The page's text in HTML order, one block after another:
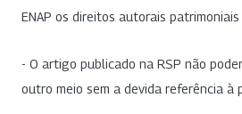
ENAP os direitos autorais
- O artigo publicado na RSP não
outro meio sem a devida referência à